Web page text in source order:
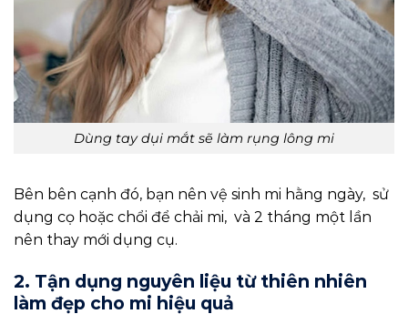
Dùng tay dụi mắt sẽ làm rụng lông mi
Bên bên cạnh đó, bạn nên vệ sinh mi hằng ngày, sử
dụng cọ hoặc chổi để chải mi, và 2 tháng một lần
nên thay mới dụng cụ.
2. Tận dụng nguyên liệu từ thiên nhiên
làm đẹp cho mi hiệu quả